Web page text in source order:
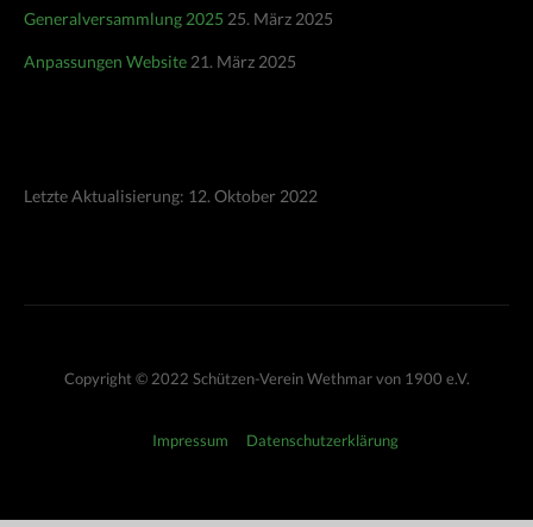
Generalversammlung 2025 25. März 2025
Anpassungen Website 21. März 2025
Letzte Aktualisierung: 12. Oktober 2022
Copyright © 2022 Schützen-Verein Wethmar von 1900 e.V.
Impressum Datenschutzerklärung